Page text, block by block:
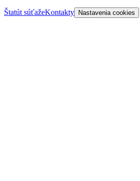
Štatút súťažeKontakty Nastavenia cookies